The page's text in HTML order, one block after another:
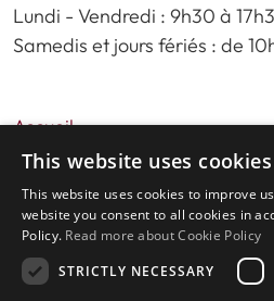
Lundi - Vendredi : 9h30 à
Samedis et jours fériés : de
Accueil
Recherche de propriété
Veuillez nous évaluer
politique de confidentialité
Politique relative aux cookies
This website uses cookies
This website uses cookies to improve
website you consent to all cookies in
Policy. Read more about Cookie Policy
STRICTLY NECESSARY